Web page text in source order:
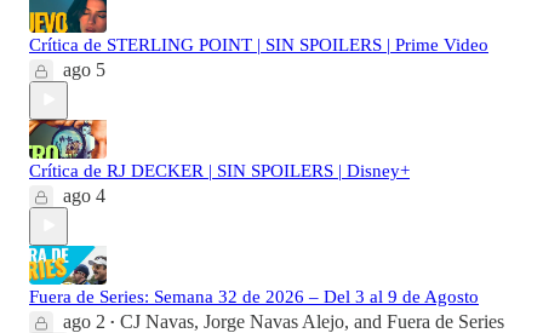
Crítica de STERLING POINT | SIN SPOILERS | Prime Video
ago 5
Crítica de RJ DECKER | SIN SPOILERS | Disney+
ago 4
Fuera de Series: Semana 32 de 2026 – Del 3 al 9 de Agosto
ago 2 • CJ Navas, Jorge Navas Alejo, and Fuera de Series